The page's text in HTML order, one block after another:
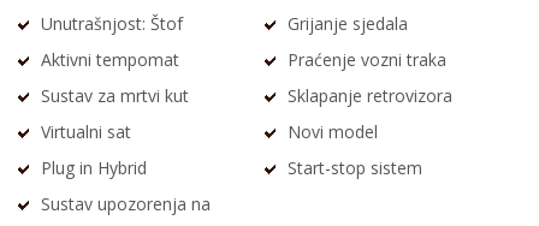
Unutrašnjost: Štof
Grijanje sjedala
Aktivni tempomat
Praćenje vozni traka
Sustav za mrtvi kut
Sklapanje retrovizora
Virtualni sat
Novi model
Plug in Hybrid
Start-stop sistem
Sustav upozorenja na